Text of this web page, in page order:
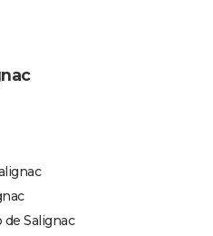
Salignac